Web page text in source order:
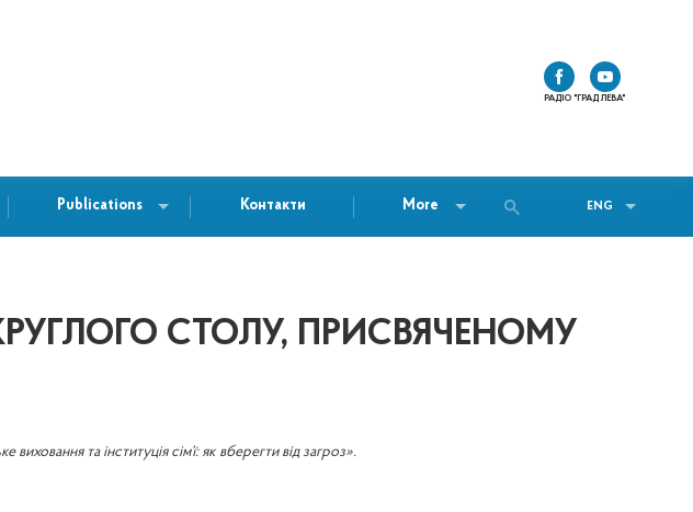
РАДІО "ГРАД ЛЕВА"
Publications Контакти More ENG
СТОЛУ, ПРИСВЯЧЕНОМУ
виховання та інституція сім’ї: як вберегти від загроз».